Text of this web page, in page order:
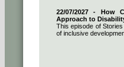
22/07/2027 - How
Approach to
This episode of
of inclusive